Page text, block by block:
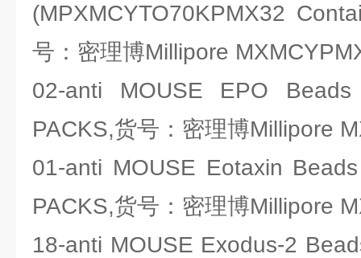
(MPXMCYTO70KPMX32
号：密理博Millipore
02-anti MOUSE EPO
PACKS,货号：密理博Millipore
01-anti MOUSE Eotaxin
PACKS,货号：密理博Millipore
18-anti MOUSE Exodus-2